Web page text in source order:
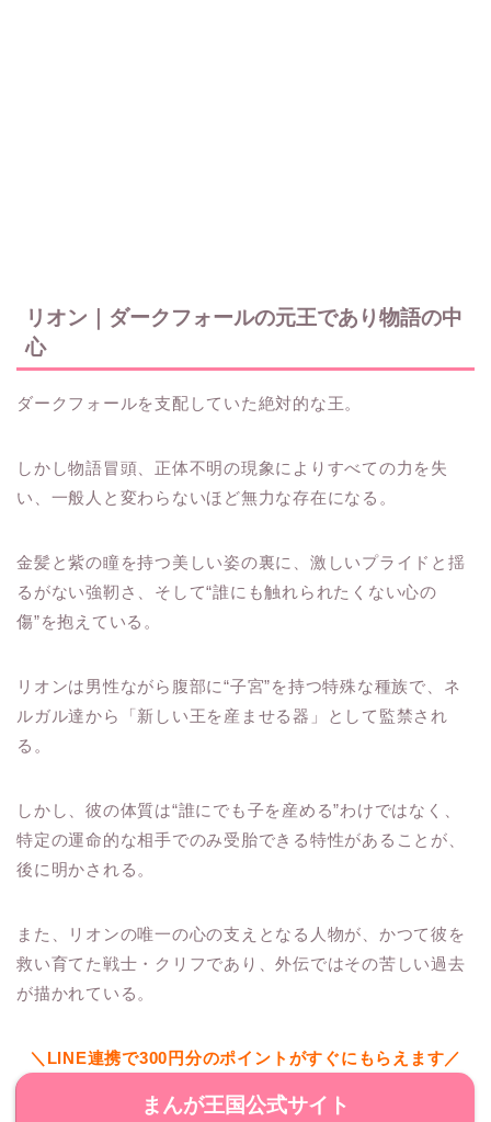
リオン｜ダークフォールの元王であり物語の中
心
ダークフォールを支配していた絶対的な王。
しかし物語冒頭、正体不明の現象によりすべての力を失
い、一般人と変わらないほど無力な存在になる。
金髪と紫の瞳を持つ美しい姿の裏に、激しいプライドと揺
るがない強靭さ、そして“誰にも触れられたくない心の
傷”を抱えている。
リオンは男性ながら腹部に“子宮”を持つ特殊な種族で、ネ
ルガル達から「新しい王を産ませる器」として監禁され
る。
しかし、彼の体質は“誰にでも子を産める”わけではなく、
特定の運命的な相手でのみ受胎できる特性があることが、
後に明かされる。
また、リオンの唯一の心の支えとなる人物が、かつて彼を
救い育てた戦士・クリフであり、外伝ではその苦しい過去
が描かれている。
＼LINE連携で300円分のポイントがすぐにもらえます／
まんが王国公式サイト